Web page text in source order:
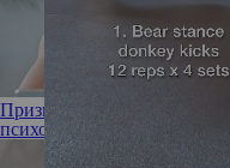
Признался в любви и исчез:
психолог